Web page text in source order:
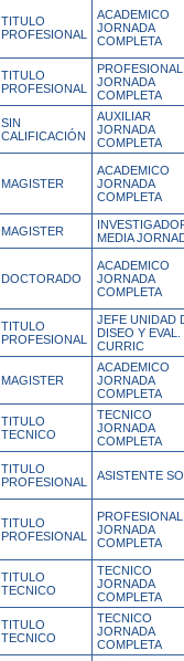
TITULO
PROFESIONAL
ACADEMICO
JORNADA
COMPLETA
TITULO
PROFESIONAL
PROFESIONAL
JORNADA
COMPLETA
SIN
CALIFICACIÓN
AUXILIAR
JORNADA
COMPLETA
MAGISTER
ACADEMICO
JORNADA
COMPLETA
MAGISTER
MEDIA
DOCTORADO
ACADEMICO
JORNADA
COMPLETA
TITULO
PROFESIONAL
JEFE UNIDAD
DISEO Y EVAL.
CURRIC
MAGISTER
ACADEMICO
JORNADA
COMPLETA
TITULO
TECNICO
TECNICO
JORNADA
COMPLETA
TITULO
PROFESIONAL
ASISTENTE
TITULO
PROFESIONAL
PROFESIONAL
JORNADA
COMPLETA
TITULO
TECNICO
TECNICO
JORNADA
COMPLETA
TITULO
TECNICO
TECNICO
JORNADA
COMPLETA